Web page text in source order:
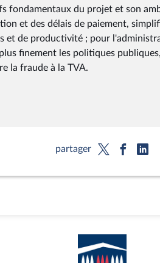
fondamentaux du projet et son
et des délais de paiement,
et de productivité ; pour
finement les politiques
la fraude à la TVA.
partager